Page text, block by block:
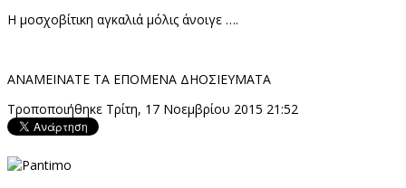
Η μοσχοβίτικη αγκαλιά μόλις άνοιγε ….
ΑΝΑΜΕΙΝΑΤΕ ΤΑ ΕΠΟΜΕΝΑ ΔΗΟΣΙΕΥΜΑΤΑ
Τροποποιήθηκε Τρίτη, 17 Νοεμβρίου 2015 21:52